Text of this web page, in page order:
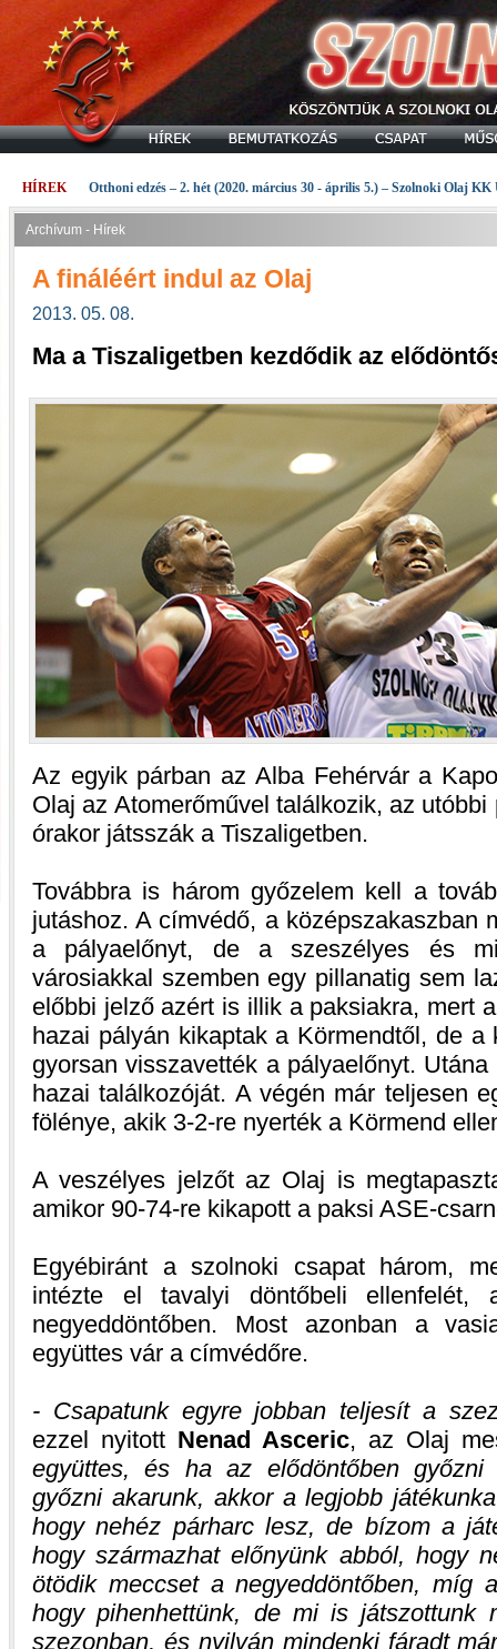
HÍREK Otthoni edzés – 2. hét (2020. március 30 - április 5.) – Szolnoki Olaj KK
Archívum - Hírek
A fináléért indul az Olaj
2013. 05. 08.
Ma a Tiszaligetben kezdődik az
Az egyik párban az Alba Fehérvár a
Olaj az Atomerőművel találkozik, az
órakor játsszák a Tiszaligetben.
Továbbra is három győzelem kell a
jutáshoz. A címvédő, a középszakaszban
a pályaelőnyt, de a szeszélyes és
városiakkal szemben egy pillanatig sem
előbbi jelző azért is illik a paksiakra, mert
hazai pályán kikaptak a Körmendtől, de a
gyorsan visszavették a pályaelőnyt.
hazai találkozóját. A végén már teljesen
fölénye, akik 3-2-re nyerték a Körmend
A veszélyes jelzőt az Olaj is
amikor 90-74-re kikapott a paksi ASE-
Egyébiránt a szolnoki csapat három,
intézte el tavalyi döntőbeli ellenfelét,
negyeddöntőben. Most azonban a
együttes vár a címvédőre.
- Csapatunk egyre jobban teljesít a
ezzel nyitott Nenad Asceric, az Olaj
együttes, és ha az elődöntőben győzni
győzni akarunk, akkor a legjobb
hogy nehéz párharc lesz, de bízom a
hogy származhat előnyünk abból, hogy
ötödik meccset a negyeddöntőben, míg
hogy pihenhettünk, de mi is játszottunk
szezonban, és nyilván mindenki fáradt